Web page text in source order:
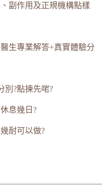
副作用及正規機構點樣
生專業解答+真實體驗分
別?點揀先啱?
息幾日?
耐可以做?